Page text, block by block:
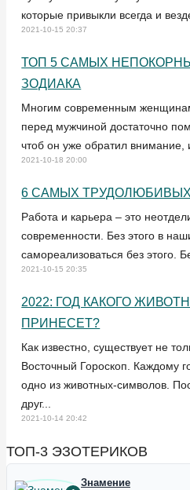
2021-10-15 20:37
которые привыкли всегда и
2021-10-18 20:00
ТОП 5 САМЫХ
ЗОДИАКА
Многим современным
перед мужчиной достаточно
чтоб он уже обратил внимание,
2021-10-15 20:35
6 САМЫХ
Работа и карьера – это
современности. Без этого в
самореализоваться без этого.
2021-10-14 20:42
2022: ГОД КАКОГО
ПРИНЕСЕТ?
Как известно, существует не
Восточный Гороскоп. Каждому
одно из животных-символов.
друг...
ТОП-3 ЭЗОТЕРИКОВ
Знамение